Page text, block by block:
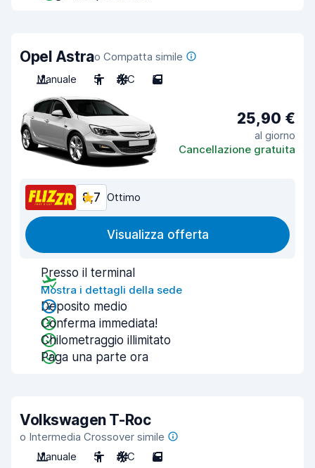
Opel Astrao Compatta simile
Manuale
5 A/C 5
25,90 €
al giorno
Cancellazione gratuita
8,7 Ottimo
Visualizza offerta
Presso il terminal
Mostra i dettagli della sede
Deposito medio
Conferma immediata!
Chilometraggio illimitato
Paga una parte ora
Volkswagen T-Roc
o Intermedia Crossover simile
Manuale
5 A/C 5